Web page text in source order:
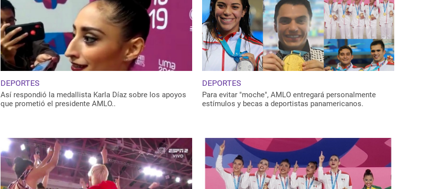
DEPORTES
Así respondió la medallista Karla Díaz sobre los apoyos
que prometió el presidente AMLO..
DEPORTES
Para evitar "moche", AMLO entregará personalmente
estímulos y becas a deportistas panamericanos.